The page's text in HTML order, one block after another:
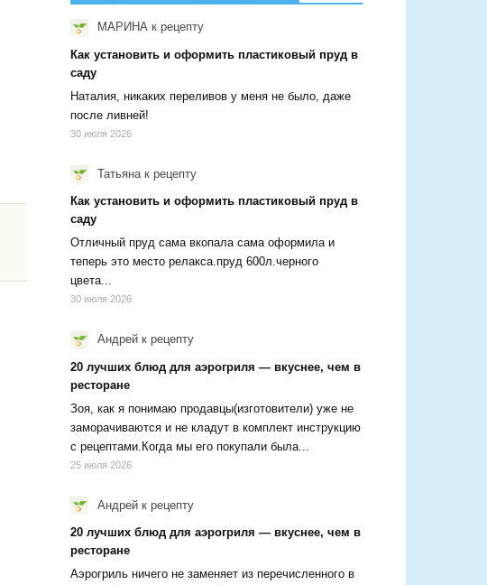
МАРИНА к рецепту
Как установить и оформить пластиковый пруд в
саду
Наталия, никаких переливов у меня не было, даже
после ливней!
30 июля 2026
Татьяна к рецепту
Как установить и оформить пластиковый пруд в
саду
Отличный пруд сама вкопала сама оформила и
теперь это место релакса.пруд 600л.черного
цвета...
30 июля 2026
Андрей к рецепту
20 лучших блюд для аэрогриля — вкуснее, чем в
ресторане
Зоя, как я понимаю продавцы(изготовители) уже не
заморачиваются и не кладут в комплект инструкцию
с рецептами.Когда мы его покупали была...
25 июля 2026
Андрей к рецепту
20 лучших блюд для аэрогриля — вкуснее, чем в
ресторане
Аэрогриль ничего не заменяет из перечисленного в